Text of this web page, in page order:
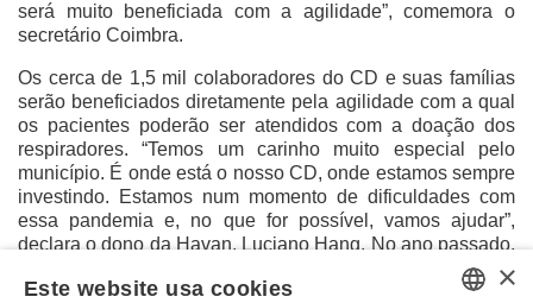
será muito beneficiada com a agilidade”, comemora o
secretário Coimbra.
Os cerca de 1,5 mil colaboradores do CD e suas famílias
serão beneficiados diretamente pela agilidade com a qual
os pacientes poderão ser atendidos com a doação dos
respiradores. “Temos um carinho muito especial pelo
município. É onde está o nosso CD, onde estamos sempre
investindo. Estamos num momento de dificuldades com
essa pandemia e, no que for possível, vamos ajudar”,
declara o dono da Havan, Luciano Hang. No ano passado,
foram investidos aproximadamente R$ 400 milhões na
abertura de 12 novas lojas e ampliação e automação do
×
Este website usa cookies